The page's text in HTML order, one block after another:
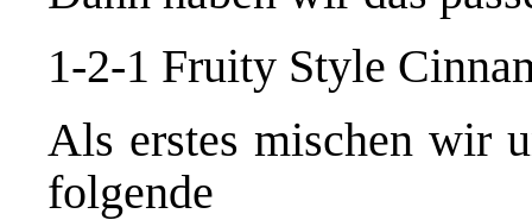
1-2-1 Fruity Style
Als erstes mischen wir
folgende